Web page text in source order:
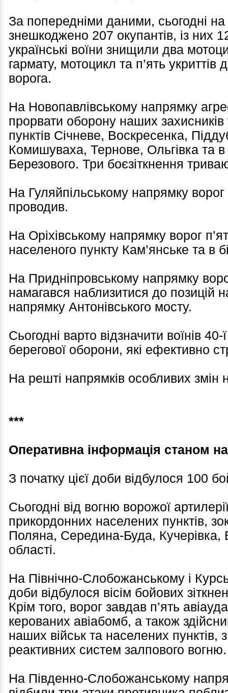
За попередніми даними, сьогодні
знешкоджено 207 окупантів, із них
українські воїни знищили два
гармату, мотоцикл та п’ять
ворога.
На Новопавлівському напрямку
прорвати оборону наших
пунктів Січневе, Воскресенка,
Комишуваха, Тернове, Ольгівка та в
Березового. Три боєзіткнення
На Гуляйпільському напрямку
проводив.
На Оріхівському напрямку ворог
населеного пункту Кам’янське та в
На Придніпровському напрямку
намагався наблизитися до позицій
напрямку Антонівського мосту.
Сьогодні варто відзначити воїнів
берегової оборони, які ефективно
На решті напрямків особливих змін
***
Оперативна інформація станом
З початку цієї доби відбулося 100
Сьогодні від вогню ворожої
прикордонних населених пунктів,
Поляна, Середина-Буда, Кучерівка,
області.
На Північно-Слобожанському і
доби відбулося вісім бойових
Крім того, ворог завдав п’ять
керованих авіабомб, а також
наших військ та населених пунктів,
реактивних систем залпового вогню.
На Південно-Слобожанському